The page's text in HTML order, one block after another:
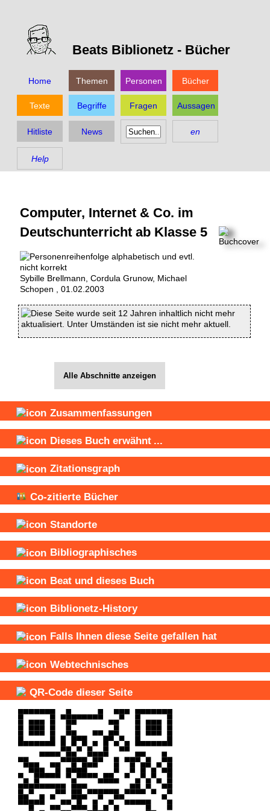
Beats Biblionetz - Bücher
Home Themen Personen Bücher
Texte Begriffe Fragen Aussagen
Hitliste News en
Help
Computer, Internet & Co. im
Deutschunterricht ab Klasse 5
Sybille Brellmann Cordula Grunow, Michael
Schopen
01.02.2003
Diese Seite wurde seit 12 Jahren inhaltlich nicht mehr
aktualisiert. Unter Umständen ist sie nicht mehr aktuell.
Alle Abschnitte anzeigen
Zusammenfassungen
Dieses Buch erwähnt ...
Zitationsgraph
Co-zitierte Bücher
Standorte
Bibliographisches
Beat und dieses Buch
Biblionetz-History
Falls Ihnen diese Seite gefallen hat
Webtechnisches
QR-Code dieser Seite